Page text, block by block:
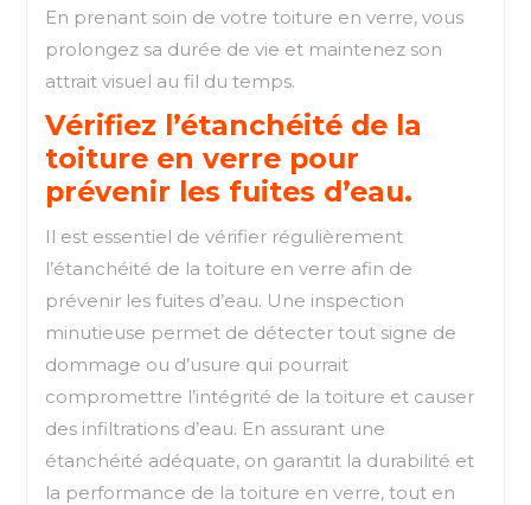
En prenant soin de votre toiture en verre, vous
prolongez sa durée de vie et maintenez son
attrait visuel au fil du temps.
Vérifiez l’étanchéité de la
toiture en verre pour
prévenir les fuites d’eau.
Il est essentiel de vérifier régulièrement
l’étanchéité de la toiture en verre afin de
prévenir les fuites d’eau. Une inspection
minutieuse permet de détecter tout signe de
dommage ou d’usure qui pourrait
compromettre l’intégrité de la toiture et causer
des infiltrations d’eau. En assurant une
étanchéité adéquate, on garantit la durabilité et
la performance de la toiture en verre, tout en